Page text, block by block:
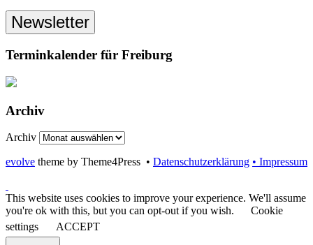
Newsletter
Terminkalender für Freiburg
Archiv
Archiv
evolve theme by Theme4Press • Datenschutzerklärung • Impressum
This website uses cookies to improve your experience. We'll assume
you're ok with this, but you can opt-out if you wish.
Cookie
settings
ACCEPT